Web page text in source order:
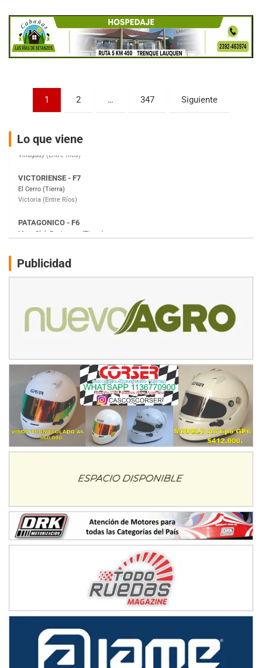
Paginación
entradas
1 2 … 347 Siguiente
Lo que viene
KDO - F6
Ciudad de Trenque Lauquen (Asfalto)
Trenque Lauquen (Buenos Aires)
Parque de la Velocidad (Asfalto)
Villaguay (Entre Ríos)
El Cerro (Tierra)
Victoria (Entre Ríos)
Moto Club Reginense (Tierra)
Gral. E. Godoy (Río Negro)
Juventud Unida (Tierra)
Humboldt (Santa Fe)
NORESTE SANTAFESINO - F6
Ciudad de Avellaneda (Asfalto)
Avellaneda (Santa Fe)
José Samuel Sánchez (Tierra)
Rufino (Santa Fe)
COBERTURA ESPECIAL DE E-KART.COM.AR
08/09-AGO
IAME SERIES ARGENTINA 6
Ramiro Tot (Asfalto)
Baradero (Buenos Aires)
Ciudad de Trenque Lauquen (Asfalto)
ENTRERRIANO - F6 (POSTERGADA)
Parque de la Velocidad (Asfalto)
Villaguay (Entre Ríos)
Moto Club Reginense (Tierra)
CSK - F7
Juventud Unida (Tierra)
Publicidad